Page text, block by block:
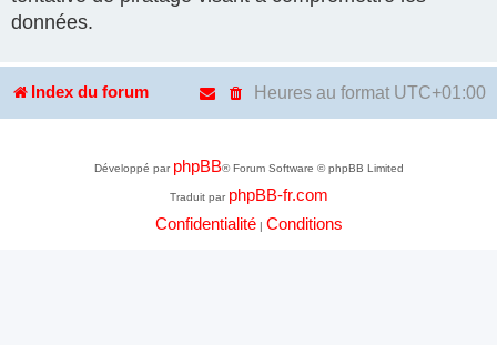
données.
Index du forum Heures au format UTC+01:00
Développé par phpBB® Forum Software © phpBB Limited
Traduit par phpBB-fr.com
Confidentialité| Conditions